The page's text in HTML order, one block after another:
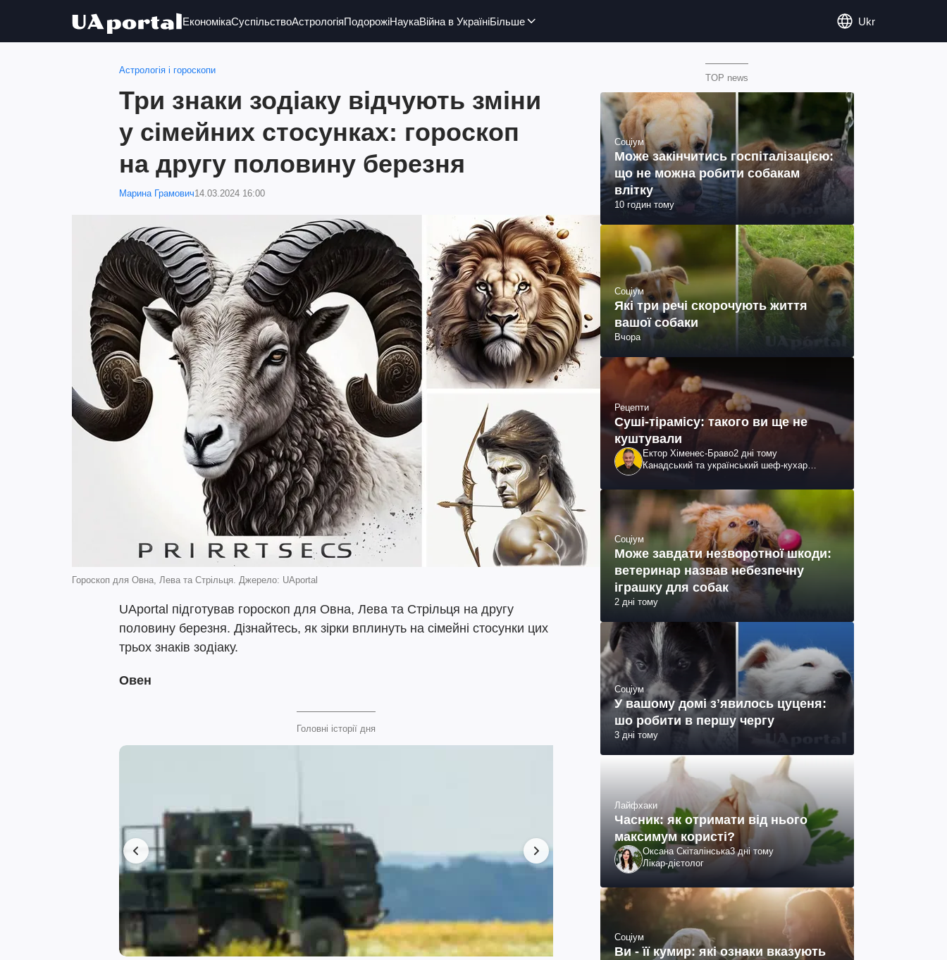
ЕкономікаСуспільствоАстрологіяПодорожіНаукаВійна в УкраїніБільше Ukr
Астрологія і гороскопи
Три знаки зодіаку відчують зміни
у сімейних стосунках: гороскоп
на другу половину березня
Марина Грамович14.03.2024 16:00
Гороскоп для Овна, Лева та Стрільця. Джерело: UAportal
UAportal підготував гороскоп для Овна, Лева та Стрільця на другу
половину березня. Дізнайтесь, як зірки вплинуть на сімейні стосунки цих
трьох знаків зодіаку.
Овен
Головні історії дня
TOP news
Соціум
Може закінчитись госпіталізацією:
що не можна робити собакам
влітку
10 годин тому
Соціум
Які три речі скорочують життя
вашої собаки
Вчора
Рецепти
Суші-тірамісу: такого ви ще не
куштували
Ектор Хіменес-Браво2 дні тому
Канадський та український шеф-кухар
телеведучий
Соціум
Може завдати незворотної шкоди:
ветеринар назвав небезпечну
іграшку для собак
2 дні тому
Соціум
У вашому домі зʼявилось цуценя:
шо робити в першу чергу
3 дні тому
Лайфхаки
Часник: як отримати від нього
максимум користі?
Оксана Скіталінська3 дні тому
Лікар-дієтолог
Соціум
Ви - її кумир: які ознаки вказують